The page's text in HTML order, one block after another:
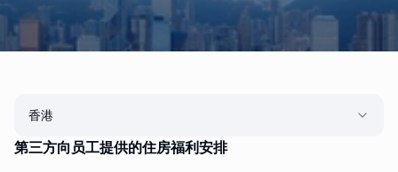
香港
第三方向员工提供的住房福利安排